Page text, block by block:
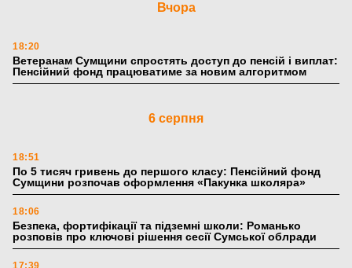
Вчора
18:20
Ветеранам Сумщини спростять доступ до пенсій і виплат:
Пенсійний фонд працюватиме за новим алгоритмом
6 серпня
18:51
По 5 тисяч гривень до першого класу: Пенсійний фонд
Сумщини розпочав оформлення «Пакунка школяра»
18:06
Безпека, фортифікації та підземні школи: Романько
розповів про ключові рішення сесії Сумської облради